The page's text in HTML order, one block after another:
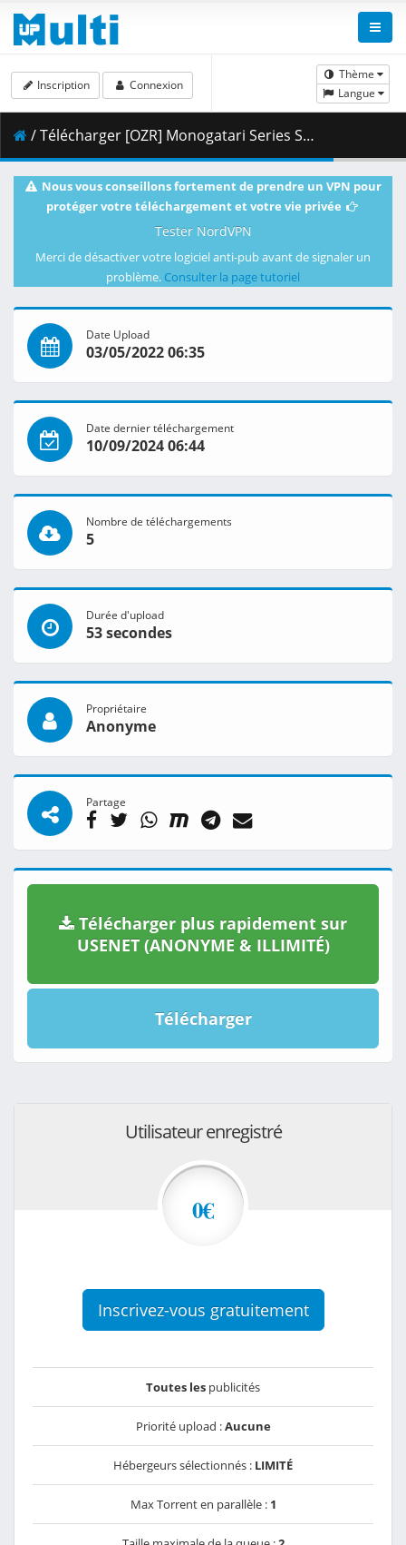
Thème
Langue
Inscription Connexion
/ Télécharger [OZR] Monogatari Series Second Season - 03 (BD 1080p HEVC FLAC) [EFB24B43].mkv.001 ( 380.89 MB )
Nous vous conseillons fortement de prendre un VPN pour
protéger votre téléchargement et votre vie privée
Tester NordVPN
Merci de désactiver votre logiciel anti-pub avant de signaler un
problème. Consulter la page tutoriel
Date Upload
03/05/2022 06:35
Date dernier téléchargement
10/09/2024 06:44
Nombre de téléchargements
5
Durée d'upload
53 secondes
Propriétaire
Anonyme
Partage
Télécharger plus rapidement sur
USENET (ANONYME & ILLIMITÉ)
Télécharger
Utilisateur enregistré
0€
Inscrivez-vous gratuitement
Toutes les publicités
Priorité upload :Aucune
Hébergeurs sélectionnés : LIMITÉ
Max Torrent en parallèle : 1